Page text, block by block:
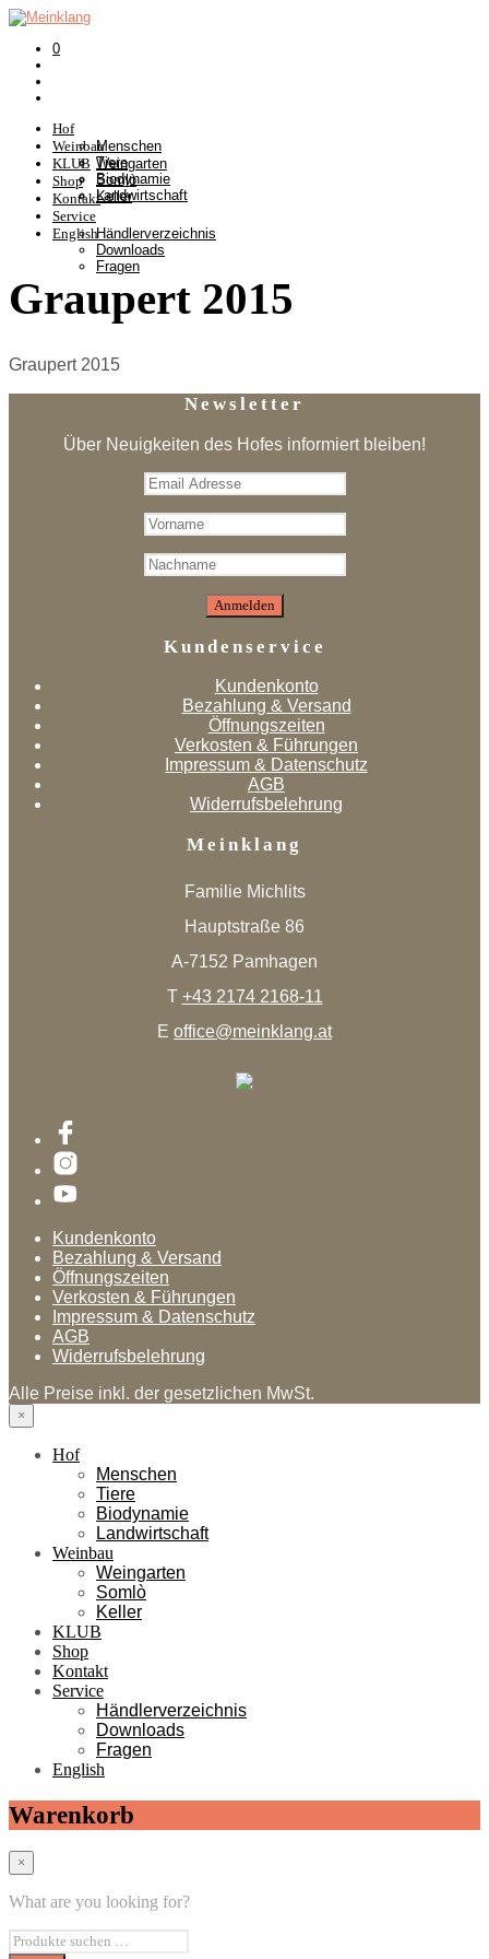
0
Hof
Menschen
Tiere
Biodynamie
Landwirtschaft
Weinbau
Weingarten
Somlò
Keller
KLUB
Shop
Kontakt
Service
Händlerverzeichnis
Downloads
Fragen
English
Graupert 2015
Graupert 2015
Newsletter
Über Neuigkeiten des Hofes informiert bleiben!
Kundenservice
Kundenkonto
Bezahlung & Versand
Öffnungszeiten
Verkosten & Führungen
Impressum & Datenschutz
AGB
Widerrufsbelehrung
Meinklang
Familie Michlits
Hauptstraße 86
A-7152 Pamhagen
T +43 2174 2168-11
E office@meinklang.at
Kundenkonto
Bezahlung & Versand
Öffnungszeiten
Verkosten & Führungen
Impressum & Datenschutz
AGB
Widerrufsbelehrung
Alle Preise inkl. der gesetzlichen MwSt.
×
Hof
Menschen
Tiere
Biodynamie
Landwirtschaft
Weinbau
Weingarten
Somlò
Keller
KLUB
Shop
Kontakt
Service
Händlerverzeichnis
Downloads
Fragen
English
Warenkorb
×
What are you looking for?